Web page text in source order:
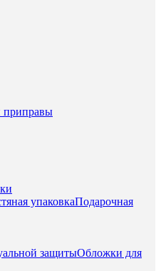
упаковкаПодарочная
защитыОбложки для